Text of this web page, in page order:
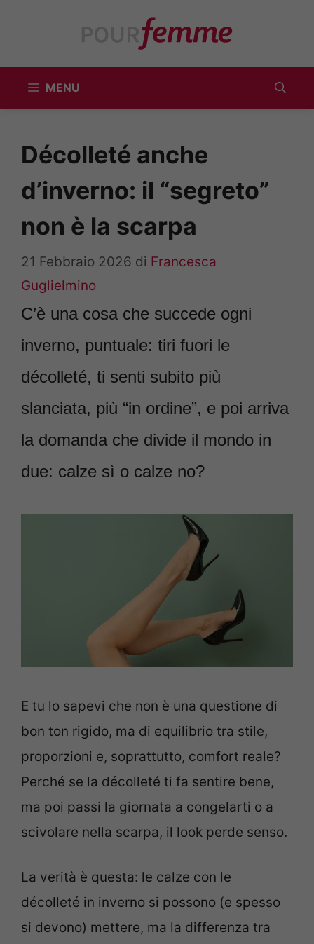
MENU
Décolleté anche
d’inverno: il “segreto”
non è la scarpa
21 Febbraio 2026 di Francesca
Guglielmino
C’è una cosa che succede ogni
inverno, puntuale: tiri fuori le
décolleté, ti senti subito più
slanciata, più “in ordine”, e poi arriva
la domanda che divide il mondo in
due: calze sì o calze no?
E tu lo sapevi che non è una questione di
bon ton rigido, ma di equilibrio tra stile,
proporzioni e, soprattutto, comfort reale?
Perché se la décolleté ti fa sentire bene,
ma poi passi la giornata a congelarti o a
scivolare nella scarpa, il look perde senso.
La verità è questa: le calze con le
décolleté in inverno si possono (e spesso
si devono) mettere, ma la differenza tra